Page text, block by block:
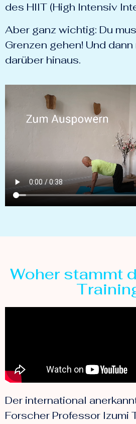
des HIIT (High Intensiv
Aber ganz wichtig: Du
Grenzen gehen! Und
darüber hinaus.
Woher stammt
Der international
Forscher Professor Izumi